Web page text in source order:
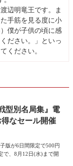
辺明竜王です。ま
手筋を見る度に小
僕が子供の頃に感
ださい。」といっ
ください。
型別名局集』電
なセール開催
版が6日間限定で500円
で、8月12日(水)まで開